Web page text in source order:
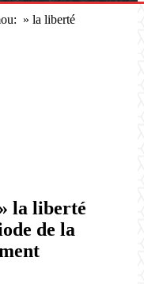
passe
» la liberté
la liberté
de la